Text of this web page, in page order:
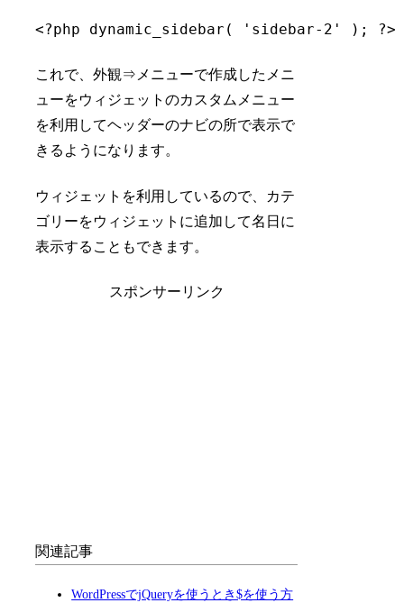
<?php dynamic_sidebar( 'sidebar-2' ); ?>
これで、外観⇒メニューで作成したメニ
ューをウィジェットのカスタムメニュー
を利用してヘッダーのナビの所で表示で
きるようになります。
ウィジェットを利用しているので、カテ
ゴリーをウィジェットに追加して名日に
表示することもできます。
スポンサーリンク
関連記事
WordPressでjQueryを使うとき$を使う方